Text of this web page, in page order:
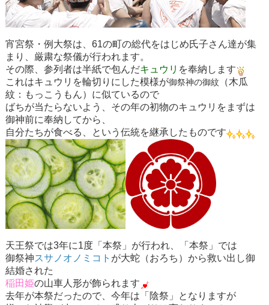
宵宮祭・例大祭は、61の町の総代をはじめ氏子さん達が集
まり、厳粛な祭儀が行われます。
その際、参列者は半紙で包んだキュウリ を奉納します
これはキュウリを輪切りにした模様が御祭神の御紋（木瓜
紋：もっこうもん）に似ているので
ばちが当たらないよう、その年の初物のキュウリをまずは
御神前に奉納してから、
自分たちが食べる、という伝統を継承したものです
天王祭では3年に1度「本祭」 が行われ、「本祭」では
御祭神スサノオノミコト が大蛇（おろち）から救い出し御
結婚された
稲田姫の山車人形が飾られます
去年が本祭だったので、今年は 「陰祭」
となりますが